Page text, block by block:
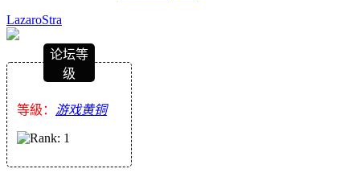
LazaroStra
论坛等
级
等級： 游戏黄铜